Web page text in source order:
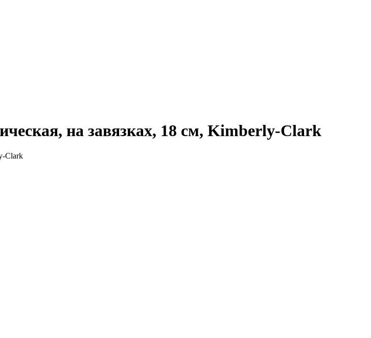
на завязках, 18 см, Kimberly-Clark